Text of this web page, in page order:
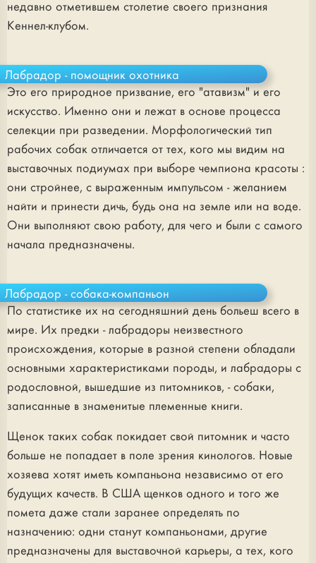
недавно отметившем столетие своего признания
Кеннел-клубом.
Лабрадор - помощник охотника
Это его природное призвание, его "атавизм" и его
искусство. Именно они и лежат в основе процесса
селекции при разведении. Морфологический тип
рабочих собак отличается от тех, кого мы видим на
выставочных подиумах при выборе чемпиона красоты :
они стройнее, с выраженным импульсом - желанием
найти и принести дичь, будь она на земле или на воде.
Они выполняют свою работу, для чего и были с самого
начала предназначены.
Лабрадор - собака-компаньон
По статистике их на сегодняшний день больеш всего в
мире. Их предки - лабрадоры неизвестного
происхождения, которые в разной степени обладали
основными характеристиками породы, и лабрадоры с
родословной, вышедшие из питомников, - собаки,
записанные в знаменитые племенные книги.
Щенок таких собак покидает свой питомник и часто
больше не попадает в поле зрения кинологов. Новые
хозяева хотят иметь компаньона независимо от его
будущих качеств. В США щенков одного и того же
помета даже стали заранее определять по
назначению: одни станут компаньонами, другие
предназначены для выставочной карьеры, а тех, кого